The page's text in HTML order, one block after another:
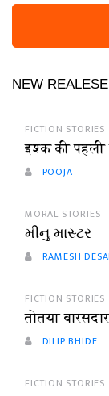
NEW
FICTION STORIES
इश्क की पहली
POOJA
MORAL STORIES
મીનુ માસ્ટર
RAMESH DESAI
FICTION STORIES
तोतया
DILIP BHIDE
FICTION STORIES